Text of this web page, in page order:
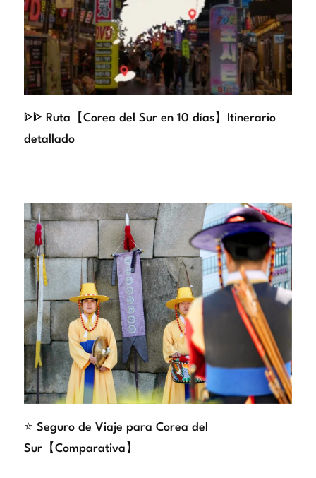
ᐈᐈ Ruta【Corea del Sur en 10 días】Itinerario
detallado
⭐ Seguro de Viaje para Corea del
Sur【Comparativa】